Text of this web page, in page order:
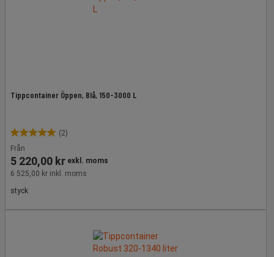
Tippcontainer Öppen, Blå, 150-3000 L
(2)
5.0
av
5
stjärnor.
2
Från
5 220,00 kr exkl. moms
6 525,00 kr inkl. moms
styck